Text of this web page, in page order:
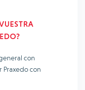
con
Praxedo con